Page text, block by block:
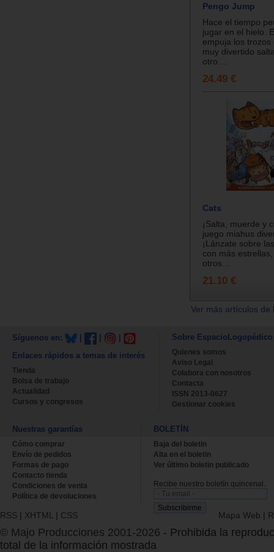
Pengo Jump
Hace el tiempo
jugar en el hielo.
empuja los trozos
muy divertido
otro....
24.49 €
Cats
¡Salta, muerde y
juego miahus
¡Lánzate sobre
con más
otros...
21.10 €
Ver más artículos
Síguenos en:
Enlaces rápidos a temas de interés
Tienda
Bolsa de trabajo
Actualidad
Cursos y congresos
Sobre EspacioLogopédico
Quienes somos
Aviso Legal
Colabora con nosotros
Contacta
ISSN 2013-0627
Gestionar cookies
Nuestras garantías
Cómo comprar
Envío de pedidos
Formas de pago
Contacto tienda
Condiciones de venta
Política de devoluciones
BOLETÍN
Baja del boletin
Alta en el boletin
Ver último boletin publicado
Recibe nuestro boletín quincenal.
RSS | XHTML | CSS Mapa Web |
© Majo Producciones 2001-2026 - Prohibida la
total de la información mostrada